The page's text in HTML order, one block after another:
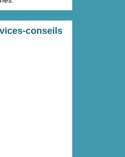
conseils